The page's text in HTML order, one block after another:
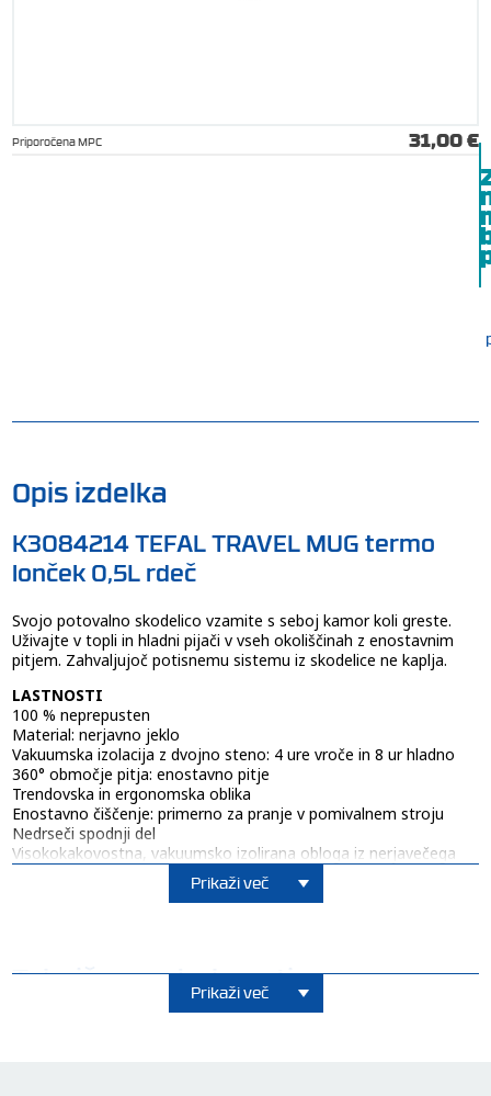
Priporočena MPC 31,00 €
Opis izdelka
K3084214 TEFAL TRAVEL MUG termo
lonček 0,5L rdeč
Svojo potovalno skodelico vzamite s seboj kamor koli greste.
Uživajte v topli in hladni pijači v vseh okoliščinah z enostavnim
pitjem. Zahvaljujoč potisnemu sistemu iz skodelice ne kaplja.
LASTNOSTI
100 % neprepusten
Material: nerjavno jeklo
Vakuumska izolacija z dvojno steno: 4 ure vroče in 8 ur hladno
360° območje pitja: enostavno pitje
Trendovska in ergonomska oblika
Enostavno čiščenje: primerno za pranje v pomivalnem stroju
Nedrseči spodnji del
Visokokakovostna, vakuumsko izolirana obloga iz nerjavečega
Primerno za vse običajne avtomobilske držale za pijačo
Prikaži več
Tehnične podrobnosti
Prikaži več